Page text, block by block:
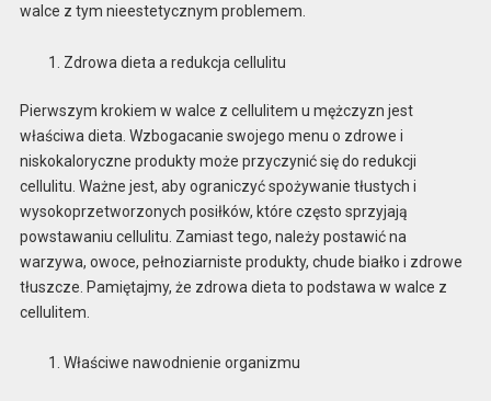
walce z tym nieestetycznym problemem.
Zdrowa dieta a redukcja cellulitu
Pierwszym krokiem w walce z cellulitem u mężczyzn jest
właściwa dieta. Wzbogacanie swojego menu o zdrowe i
niskokaloryczne produkty może przyczynić się do redukcji
cellulitu. Ważne jest, aby ograniczyć spożywanie tłustych i
wysokoprzetworzonych posiłków, które często sprzyjają
powstawaniu cellulitu. Zamiast tego, należy postawić na
warzywa, owoce, pełnoziarniste produkty, chude białko i zdrowe
tłuszcze. Pamiętajmy, że zdrowa dieta to podstawa w walce z
cellulitem.
Właściwe nawodnienie organizmu